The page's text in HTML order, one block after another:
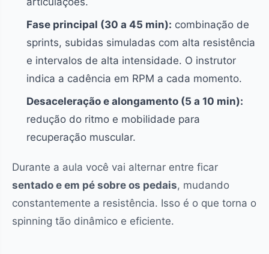
Fase principal (30 a 45 min): combinação de
sprints, subidas simuladas com alta resistência
e intervalos de alta intensidade. O instrutor
indica a cadência em RPM a cada momento.
Desaceleração e alongamento (5 a 10 min):
redução do ritmo e mobilidade para
recuperação muscular.
Durante a aula você vai alternar entre ficar
sentado e em pé sobre os pedais, mudando
constantemente a resistência. Isso é o que torna o
spinning tão dinâmico e eficiente.